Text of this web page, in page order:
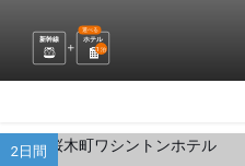
新幹線 ホテル
選べる
1 泊
2日間